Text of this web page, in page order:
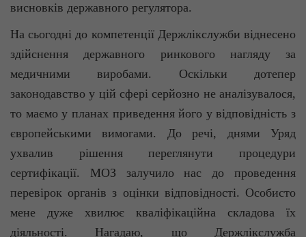
висновків державного регулятора.
На сьогодні до компетенції Держлікслужби віднесено
здійснення державного ринкового нагляду за
медичними виробами. Оскільки дотепер
законодавство у цій сфері серйозно не аналізувалося,
то маємо у планах приведення його у відповідність з
європейськими вимогами. До речі, днями Уряд
ухвалив рішення переглянути процедури
сертифікації. МОЗ залучило нас до проведення
перевірок органів з оцінки відповідності. Особисто
мене дуже хвилює кваліфікаційна складова їх
діяльності. Нагадаю, що Держлікслужба